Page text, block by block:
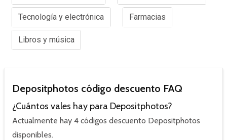
Tecnología y electrónica Farmacias
Libros y música
Depositphotos código descuento FAQ
¿Cuántos vales hay para Depositphotos?
Actualmente hay 4 códigos descuento Depositphotos
disponibles.